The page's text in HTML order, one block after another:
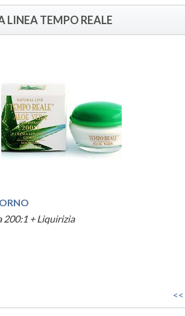
LINEA TEMPO REALE
200:1 + Liquirizia
<<